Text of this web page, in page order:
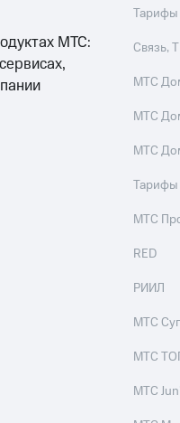
МТС:
Тарифы
Связь,
МТС
МТС
МТС
Тарифы
МТС
RED
РИИЛ
МТС
МТС
МТС